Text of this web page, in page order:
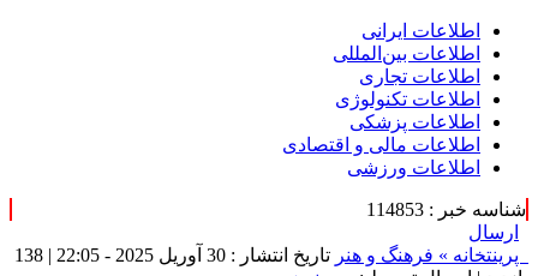
اطلاعات‌ ‎ایرانی
اطلاعات بین‌المللی
اطلاعات تجاری
اطلاعات تکنولوژی
اطلاعات پزشکی
اطلاعات مالی و اقتصادی
اطلاعات ورزشی
شناسه خبر : 114853
ارسال
پرینتخانه » فرهنگ و هنر تاریخ انتشار : 30 آوریل 2025 - 22:05 |
138